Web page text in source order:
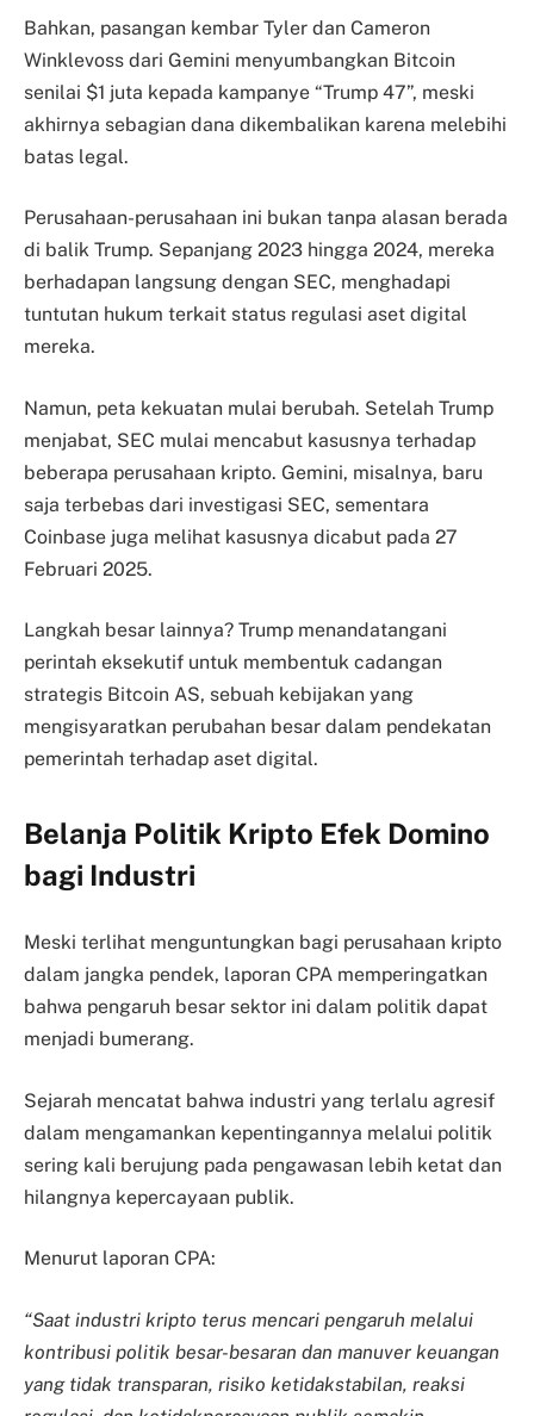
Bahkan, pasangan kembar Tyler dan Cameron
Winklevoss dari Gemini menyumbangkan Bitcoin
senilai $1 juta kepada kampanye “Trump 47”, meski
akhirnya sebagian dana dikembalikan karena melebihi
batas legal.
Perusahaan-perusahaan ini bukan tanpa alasan berada
di balik Trump. Sepanjang 2023 hingga 2024, mereka
berhadapan langsung dengan SEC, menghadapi
tuntutan hukum terkait status regulasi aset digital
mereka.
Namun, peta kekuatan mulai berubah. Setelah Trump
menjabat, SEC mulai mencabut kasusnya terhadap
beberapa perusahaan kripto. Gemini, misalnya, baru
saja terbebas dari investigasi SEC, sementara
Coinbase juga melihat kasusnya dicabut pada 27
Februari 2025.
Langkah besar lainnya? Trump menandatangani
perintah eksekutif untuk membentuk cadangan
strategis Bitcoin AS, sebuah kebijakan yang
mengisyaratkan perubahan besar dalam pendekatan
pemerintah terhadap aset digital.
Belanja Politik Kripto Efek Domino
bagi Industri
Meski terlihat menguntungkan bagi perusahaan kripto
dalam jangka pendek, laporan CPA memperingatkan
bahwa pengaruh besar sektor ini dalam politik dapat
menjadi bumerang.
Sejarah mencatat bahwa industri yang terlalu agresif
dalam mengamankan kepentingannya melalui politik
sering kali berujung pada pengawasan lebih ketat dan
hilangnya kepercayaan publik.
Menurut laporan CPA:
“Saat industri kripto terus mencari pengaruh melalui
kontribusi politik besar-besaran dan manuver keuangan
yang tidak transparan, risiko ketidakstabilan, reaksi